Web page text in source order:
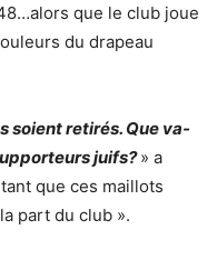
que le club joue
du drapeau
soient retirés. Que va-
juifs? » a
que ces maillots
part du club ».